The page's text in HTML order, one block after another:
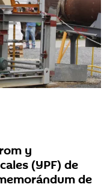
y
(YPF) de
de